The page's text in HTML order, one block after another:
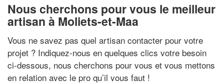
Nous cherchons pour vous le meilleur
artisan à Moliets-et-Maa
Vous ne savez pas quel artisan contacter pour votre
projet ? Indiquez-nous en quelques clics votre besoin
ci-dessous, nous cherchons pour vous et vous mettons
en relation avec le pro qu’il vous faut !